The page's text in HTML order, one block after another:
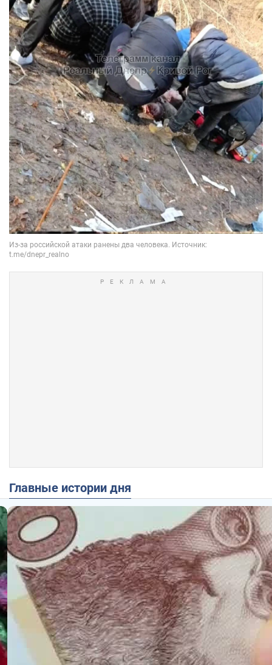
Главные истории дня